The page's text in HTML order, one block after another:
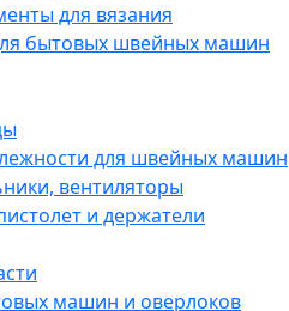
для вязания
бытовых швейных машин
для швейных машин
вентиляторы
и держатели
машин и оверлоков